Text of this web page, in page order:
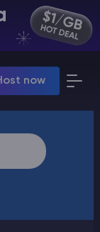
now